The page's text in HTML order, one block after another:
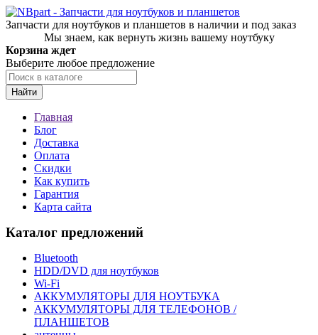
Запчасти для ноутбуков и планшетов в наличии и под заказ
Мы знаем, как вернуть жизнь вашему ноутбуку
Корзина ждет
Выберите любое предложение
Найти
Главная
Блог
Доставка
Оплата
Скидки
Как купить
Гарантия
Карта сайта
Каталог предложений
Bluetooth
HDD/DVD для ноутбуков
Wi-Fi
АККУМУЛЯТОРЫ ДЛЯ НОУТБУКА
АККУМУЛЯТОРЫ ДЛЯ ТЕЛЕФОНОВ /
ПЛАНШЕТОВ